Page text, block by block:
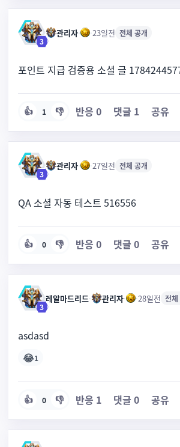
3
관리자· ·23일전 전체 공개
포인트 지급 검증용 소셜 글
👍 1 👎 반응 0 댓글 1 공유
3
관리자· ·27일전 전체 공개
QA 소셜 자동 테스트 516556
👍 0 👎 반응 0 댓글 0 공유
3
레알마드리드· 관리자· ·28일전 전체
asdasd
😂1
👍 0 👎 반응 1 댓글 0 공유